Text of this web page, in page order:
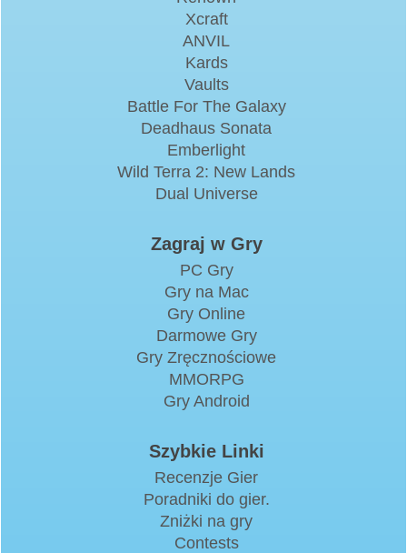
Xcraft
ANVIL
Kards
Vaults
Battle For The Galaxy
Deadhaus Sonata
Emberlight
Wild Terra 2: New Lands
Dual Universe
Zagraj w Gry
PC Gry
Gry na Mac
Gry Online
Darmowe Gry
Gry Zręcznościowe
MMORPG
Gry Android
Szybkie Linki
Recenzje Gier
Poradniki do gier.
Zniżki na gry
Contests